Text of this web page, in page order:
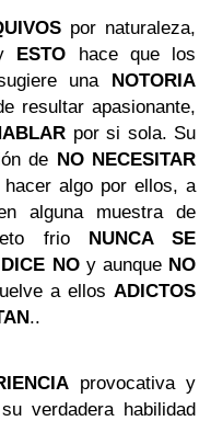
por naturaleza,
ESTO hace que los
una NOTORIA
resultar apasionante,
por si sola. Su
de NO NECESITAR
algo por ellos, a
alguna muestra de
frioNUNCA SE
NOy aunque NO
a ellos ADICTOS
..
provocativa y
verdadera habilidad